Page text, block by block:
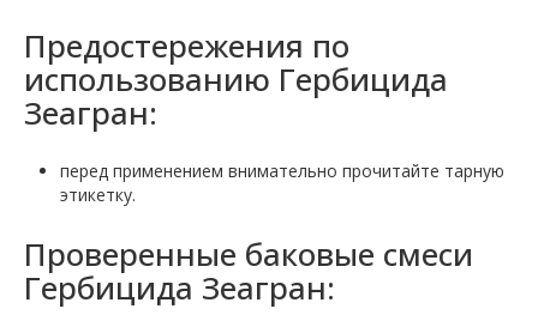
Предостережения по
использованию Гербицида
Зеагран:
перед применением внимательно прочитайте тарную
этикетку.
Проверенные баковые смеси
Гербицида Зеагран: